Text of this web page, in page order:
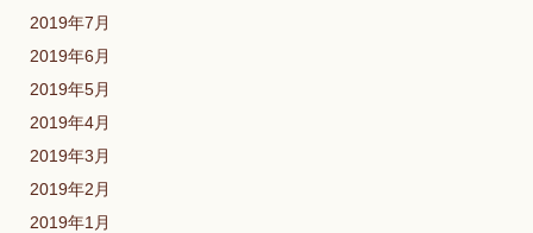
2019年7月
2019年6月
2019年5月
2019年4月
2019年3月
2019年2月
2019年1月